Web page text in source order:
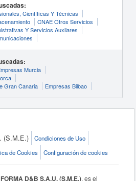
Científicas Y Técnicas
CNAE Otros Servicios
Y Servicios Auxliares
Murcia
Gran Canaria
Empresas Bilbao
(S.M.E.)
Condiciones de Uso
de Cookies Configuración de cookies
D&B S.A.U. (S.M.E.), es el